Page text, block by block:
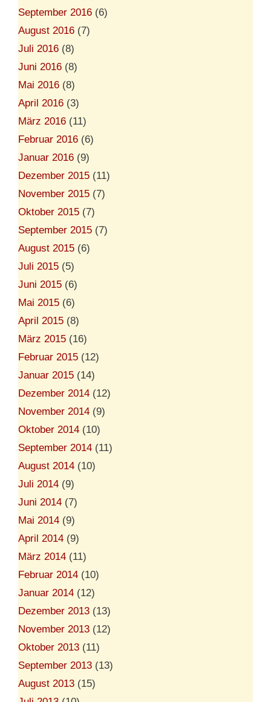
September 2016 (6)
August 2016 (7)
Juli 2016 (8)
Juni 2016 (8)
Mai 2016 (8)
April 2016 (3)
März 2016 (11)
Februar 2016 (6)
Januar 2016 (9)
Dezember 2015 (11)
November 2015 (7)
Oktober 2015 (7)
September 2015 (7)
August 2015 (6)
Juli 2015 (5)
Juni 2015 (6)
Mai 2015 (6)
April 2015 (8)
März 2015 (16)
Februar 2015 (12)
Januar 2015 (14)
Dezember 2014 (12)
November 2014 (9)
Oktober 2014 (10)
September 2014 (11)
August 2014 (10)
Juli 2014 (9)
Juni 2014 (7)
Mai 2014 (9)
April 2014 (9)
März 2014 (11)
Februar 2014 (10)
Januar 2014 (12)
Dezember 2013 (13)
November 2013 (12)
Oktober 2013 (11)
September 2013 (13)
August 2013 (15)